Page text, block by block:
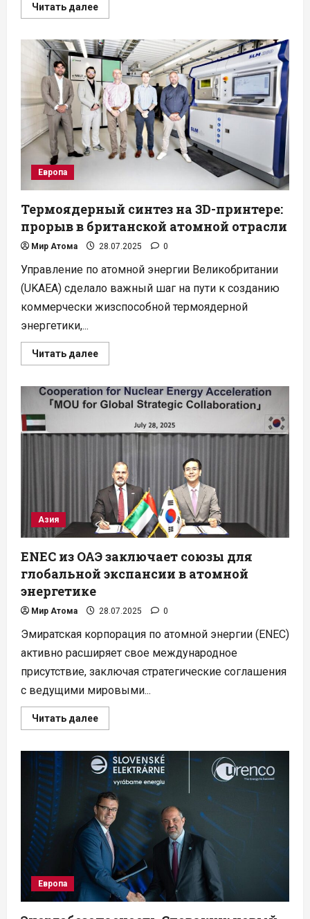
Читать далееПрочитать
больше
и
Нигер:
новый
вектор
атомного
сотрудничества
Европа
Термоядерный синтез на 3D-принтере:
прорыв в британской атомной отрасли
Мир Атома 28.07.2025 0
Управление по атомной энергии Великобритании
(UKAEA) сделало важный шаг на пути к созданию
коммерчески жизспособной термоядерной
энергетики,...
Читать далееПрочитать
больше
синтез
на
3D-
принтере:
прорыв
в
британской
атомной
отрасли
Азия
ENEC из ОАЭ заключает союзы для
глобальной экспансии в атомной
энергетике
Мир Атома 28.07.2025 0
Эмиратская корпорация по атомной энергии (ENEC)
активно расширяет свое международное
присутствие, заключая стратегические соглашения
с ведущими мировыми...
Читать далееПрочитать
больше
из
ОАЭ
заключает
союзы
для
глобальной
экспансии
в
атомной
энергетике
Европа